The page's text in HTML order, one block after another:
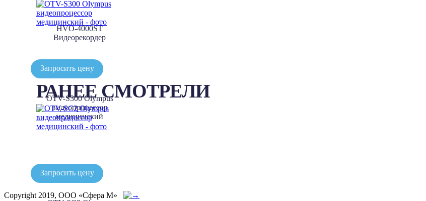
HVO-4000ST
Видеорекордер
OTV-S300 Olympus
видеопроцессор
медицинский
Запросить цену
РАНЕЕ СМОТРЕЛИ
Запросить цену
Copyright 2019, ООО «Сфера М»